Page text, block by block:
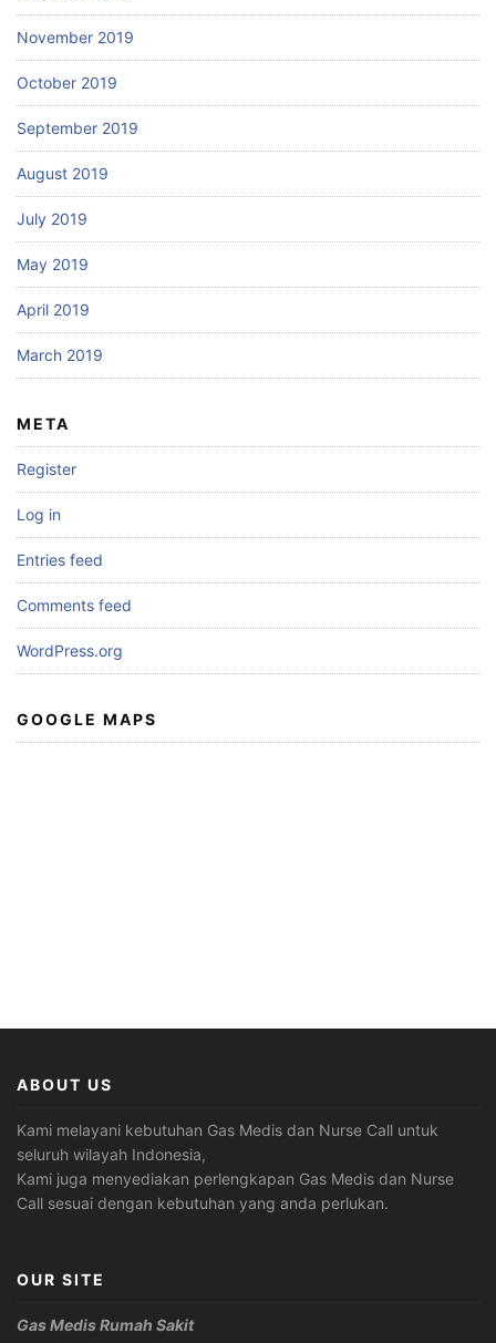
November 2019
October 2019
September 2019
August 2019
July 2019
May 2019
April 2019
March 2019
META
Register
Log in
Entries feed
Comments feed
WordPress.org
GOOGLE MAPS
ABOUT US
Kami melayani kebutuhan Gas Medis dan Nurse Call untuk
seluruh wilayah Indonesia,
Kami juga menyediakan perlengkapan Gas Medis dan Nurse
Call sesuai dengan kebutuhan yang anda perlukan.
OUR SITE
Gas Medis Rumah Sakit